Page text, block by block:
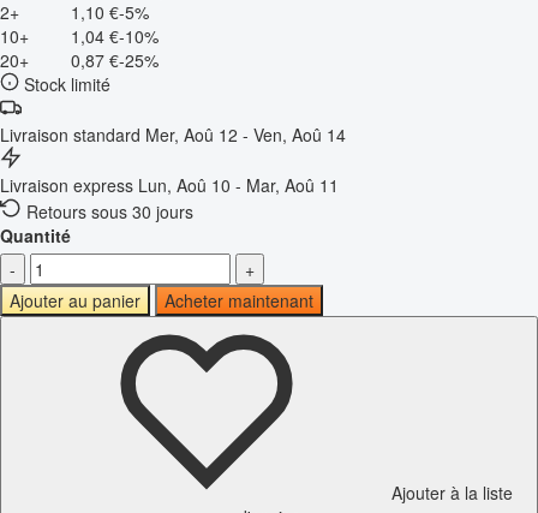
2+
1,10 €-5%
10+
1,04 €-10%
20+
0,87 €-25%
Stock limité
Livraison standard Mer, Aoû 12 - Ven, Aoû 14
Livraison express Lun, Aoû 10 - Mar, Aoû 11
Retours sous 30 jours
Quantité
-
+
Ajouter au panier
Acheter maintenant
Ajouter à la liste